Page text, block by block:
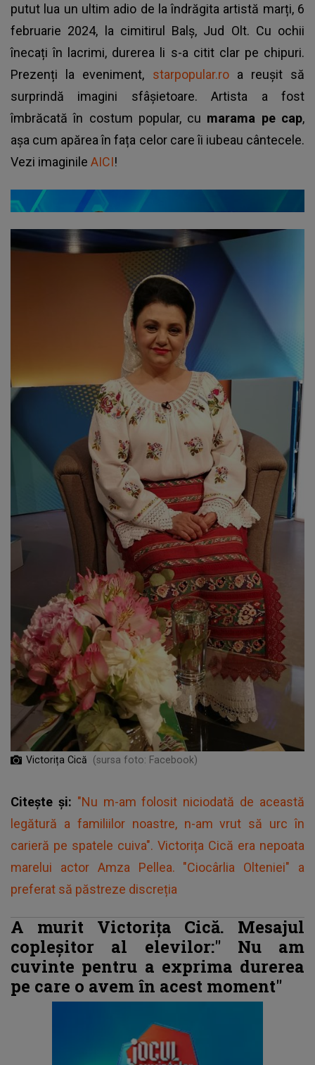
putut lua un ultim adio de la îndrăgita artistă marți, 6
februarie 2024, la cimitirul Balș, Jud Olt. Cu ochii
înecați în lacrimi, durerea li s-a citit clar pe chipuri.
Prezenți la eveniment, starpopular.roa reușit să
surprindă imagini sfâșietoare. Artista a fost
îmbrăcată în costum popular, cu marama pe cap,
așa cum apărea în fața celor care îi iubeau cântecele.
Vezi imaginile AICI!
Victorița Cică (sursa foto: Facebook)
Citește și: "Nu m-am folosit niciodată de această
legătură a familiilor noastre, n-am vrut să urc în
carieră pe spatele cuiva". Victorița Cică era nepoata
marelui actor Amza Pellea. "Ciocârlia Olteniei" a
preferat să păstreze discreția
A murit Victorița Cică. Mesajul
copleșitor al elevilor:" Nu am
cuvinte pentru a exprima durerea
pe care o avem în acest moment"